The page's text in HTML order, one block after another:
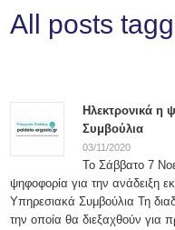
All posts
Ηλεκτρονικά η
Συμβούλια
03/11/2020
Το Σάββατο 7
ψηφοφορία για την ανάδειξη
Υπηρεσιακά Συμβούλια Τη
την οποία θα διεξαχθούν για